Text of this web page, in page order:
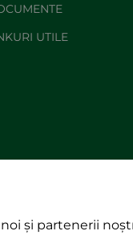
UTILE
și partenerii